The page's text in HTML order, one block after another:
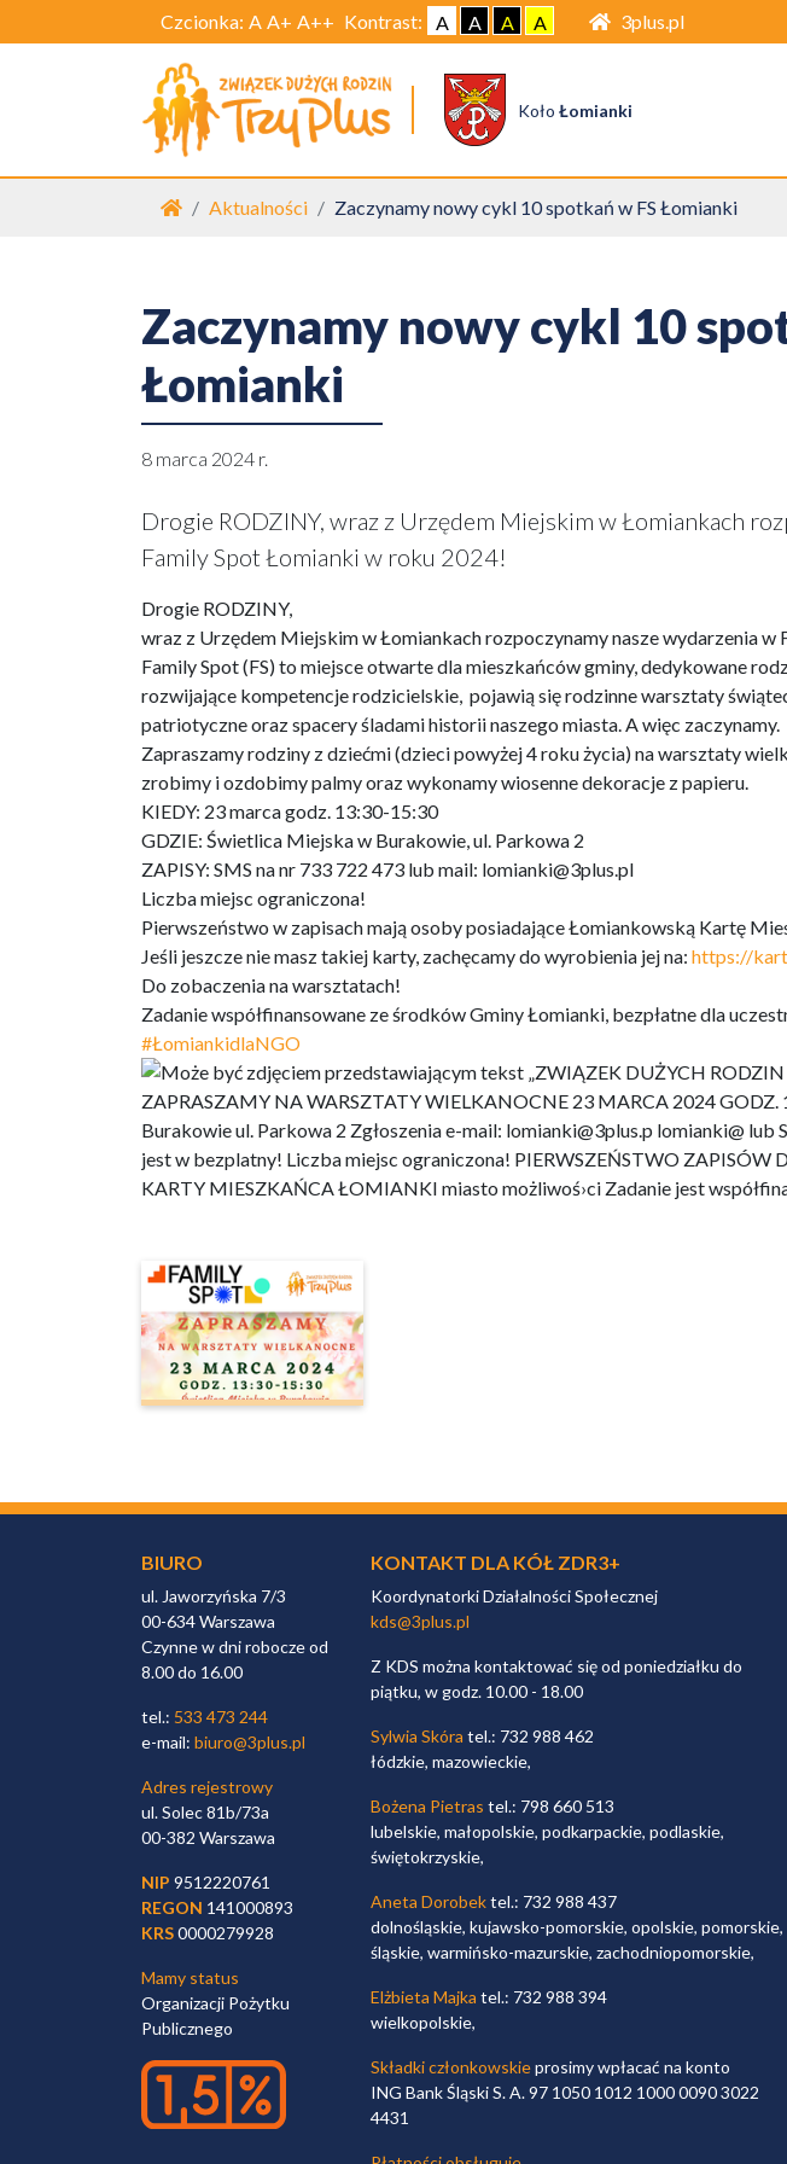
Czcionka: A A+ A++ Kontrast: A A A A 3plus.pl
KołoŁomianki
Strona główna
Aktualności Zaczynamy nowy cykl 10 spotkań w FS Łomianki
Zaczynamy nowy cykl 10
Łomianki
8 marca 2024 r.
Drogie RODZINY, wraz z Urzędem Miejskim w Łomiankach
Family Spot Łomianki w roku 2024!
Drogie RODZINY,
wraz z Urzędem Miejskim w Łomiankach rozpoczynamy nasze wydarzenia w
Family Spot (FS) to miejsce otwarte dla mieszkańców gminy, dedykowane
rozwijające kompetencje rodzicielskie, pojawią się rodzinne warsztaty
patriotyczne oraz spacery śladami historii naszego miasta. A więc zaczynamy.
Zapraszamy rodziny z dziećmi (dzieci powyżej 4 roku życia) na warsztaty
zrobimy i ozdobimy palmy oraz wykonamy wiosenne dekoracje z papieru.
KIEDY: 23 marca godz. 13:30-15:30
GDZIE: Świetlica Miejska w Burakowie, ul. Parkowa 2
ZAPISY: SMS na nr 733 722 473 lub mail: lomianki@3plus.pl
Liczba miejsc ograniczona!
Pierwszeństwo w zapisach mają osoby posiadające Łomiankowską Kartę
Jeśli jeszcze nie masz takiej karty, zachęcamy do wyrobienia jej na: https://
Do zobaczenia na warsztatach!
Zadanie współfinansowane ze środków Gminy Łomianki, bezpłatne dla
#ŁomiankidlaNGO
BIURO
ul. Jaworzyńska 7/3
00-634 Warszawa
Czynne w dni robocze od
8.00 do 16.00
tel.: 533 473 244
e-mail: biuro@3plus.pl
Adres rejestrowy
ul. Solec 81b/73a
00-382 Warszawa
NIP 9512220761
REGON 141000893
KRS0000279928
Mamy status
Organizacji Pożytku
Publicznego
KONTAKT DLA KÓŁ ZDR3+
Koordynatorki Działalności Społecznej
kds@3plus.pl
Z KDS można kontaktować się od poniedziałku do
piątku, w godz. 10.00 - 18.00
Sylwia Skóra tel.: 732 988 462
łódzkie, mazowieckie,
Bożena Pietras tel.: 798 660 513
lubelskie, małopolskie, podkarpackie, podlaskie,
świętokrzyskie,
Aneta Dorobektel.: 732 988 437
dolnośląskie, kujawsko-pomorskie, opolskie, pomorskie,
śląskie, warmińsko-mazurskie, zachodniopomorskie,
Elżbieta Majka tel.: 732 988 394
wielkopolskie,
Składki członkowskieprosimy wpłacać na konto
ING Bank Śląski S. A. 97 1050 1012 1000 0090 3022
4431